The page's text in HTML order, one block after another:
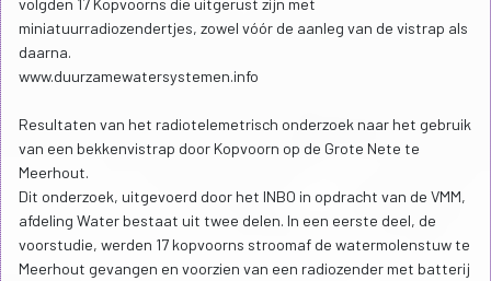
volgden 17 Kopvoorns die uitgerust zijn met
miniatuurradiozendertjes, zowel vóór de aanleg van de vistrap als
daarna.
www.duurzamewatersystemen.info
Resultaten van het radiotelemetrisch onderzoek naar het gebruik
van een bekkenvistrap door Kopvoorn op de Grote Nete te
Meerhout.
Dit onderzoek, uitgevoerd door het INBO in opdracht van de VMM,
afdeling Water bestaat uit twee delen. In een eerste deel, de
voorstudie, werden 17 kopvoorns stroomaf de watermolenstuw te
Meerhout gevangen en voorzien van een radiozender met batterij